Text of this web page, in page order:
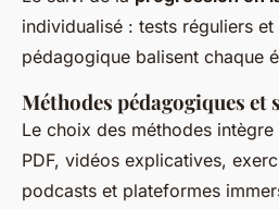
individualisé : tests réguliers
pédagogique balisent chaque
Méthodes pédagogiques
Le choix des méthodes
PDF, vidéos explicatives,
podcasts et plateformes